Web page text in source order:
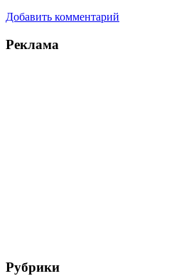
Добавить комментарий
Реклама
Рубрики